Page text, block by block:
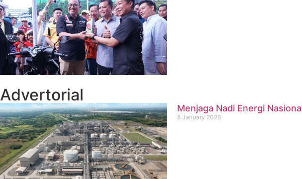
Advertorial
Menjaga Nadi Energi
8 January 2026